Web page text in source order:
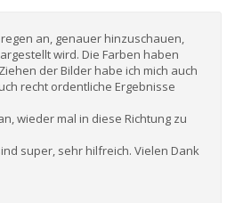
an, genauer hinzuschauen,
wird. Die Farben haben
der Bilder habe ich mich auch
recht ordentliche Ergebnisse
wieder mal in diese Richtung zu
super, sehr hilfreich. Vielen Dank